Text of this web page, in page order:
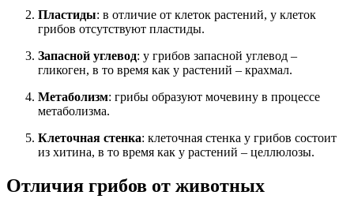
Пластиды: в отличие от клеток растений, у клеток
грибов отсутствуют пластиды.
Запасной углевод: у грибов запасной углевод –
гликоген, в то время как у растений – крахмал.
Метаболизм: грибы образуют мочевину в процессе
метаболизма.
Клеточная стенка: клеточная стенка у грибов состоит
из хитина, в то время как у растений – целлюлозы.
Отличия грибов от животных